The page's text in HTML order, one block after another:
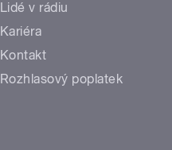
Lidé v rádiu
Kariéra
Kontakt
Rozhlasový poplatek